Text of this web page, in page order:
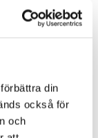
din
också för
och
och
som fått en